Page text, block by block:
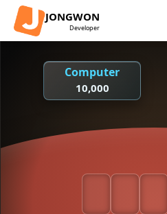
JONGWON
Developer
Computer
10,000